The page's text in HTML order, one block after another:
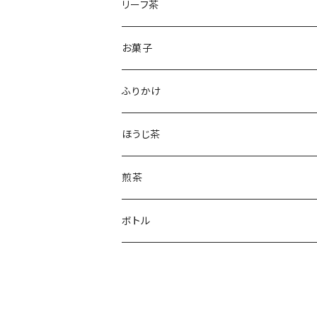
かぶせ茶
ほうじ茶
和紅茶
リーフ茶
お菓子
フィナンシェ
ふりかけ
ほうじ茶
煎茶
ボトル